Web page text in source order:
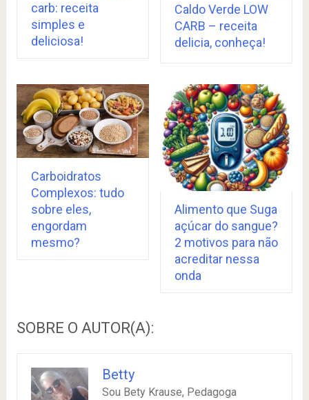
carb: receita
simples e
deliciosa!
Caldo Verde LOW
CARB – receita
delicia, conheça!
Carboidratos
Complexos: tudo
sobre eles,
engordam
mesmo?
Alimento que Suga
açúcar do sangue?
2 motivos para não
acreditar nessa
onda
SOBRE O AUTOR(A):
Betty
Sou Bety Krause, Pedagoga